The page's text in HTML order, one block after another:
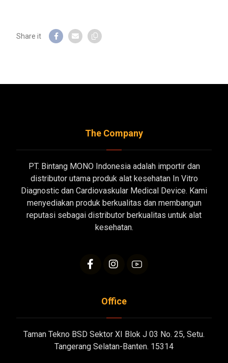
The Company
PT. Bintang MONO Indonesia adalah importir dan
distributor utama produk alat kesehatan In Vitro
Diagnostic dan Cardiovaskular Medical Device. Kami
menyediakan produk berkualitas dan membangun
reputasi sebagai distributor berkualitas untuk alat
kesehatan.
Office
Taman Tekno BSD Sektor XI Blok J 03 No. 25, Setu.
Tangerang Selatan-Banten. 15314